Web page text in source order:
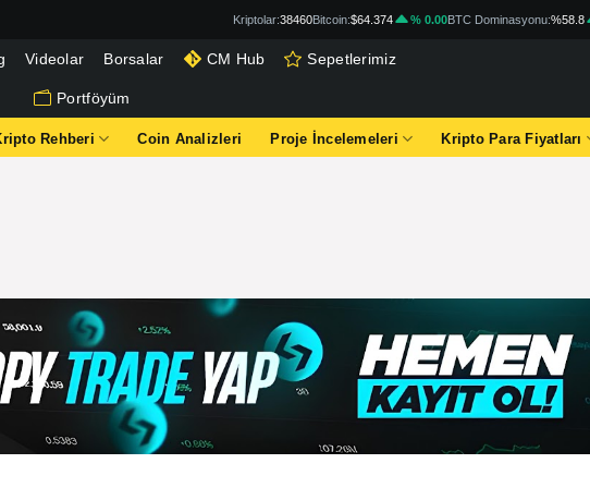
Kriptolar:38460Bitcoin:$64.374 % 0.00BTC Dominasyonu:%58.8
Videolar Borsalar CM Hub Sepetlerimiz
Portföyüm
Rehberi Coin Analizleri Proje İncelemeleri Kripto Para Fiyatları